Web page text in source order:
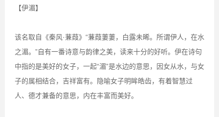
【伊湄】
该名取自《秦风·蒹葭》“蒹葭萋萋，白露未晞。所谓伊人，在水
之湄。”自有一番诗意与韵律之美，读来十分的好听。伊在诗句
中指的是美好的女子，一起“湄”是水边的意思，因女从水，与女
子的属相结合，吉祥富有。隐喻女子明眸皓齿，有着智慧过
人、德才兼备的意思，内在丰富而美好。